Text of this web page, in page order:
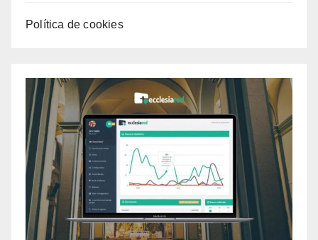
Política de cookies